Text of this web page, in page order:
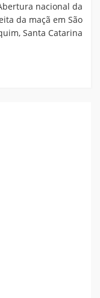
nacional da
da maçã em São
Santa Catarina